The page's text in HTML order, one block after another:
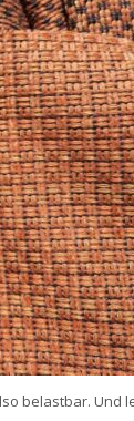
belastbar. Und